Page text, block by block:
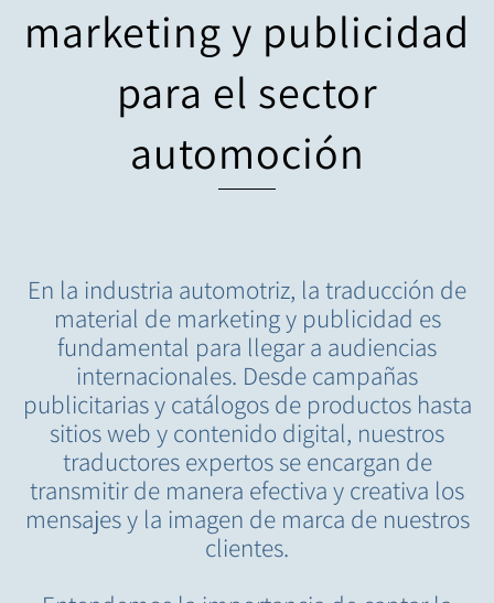
marketing y publicidad
para el sector
automoción
En la industria automotriz, la traducción de
material de marketing y publicidad es
fundamental para llegar a audiencias
internacionales. Desde campañas
publicitarias y catálogos de productos hasta
sitios web y contenido digital, nuestros
traductores expertos se encargan de
transmitir de manera efectiva y creativa los
mensajes y la imagen de marca de nuestros
clientes.